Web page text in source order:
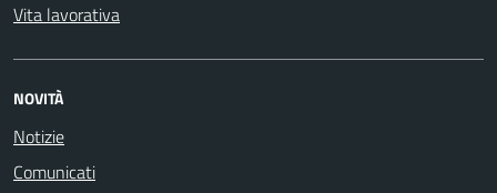
Vita lavorativa
NOVITÀ
Notizie
Comunicati